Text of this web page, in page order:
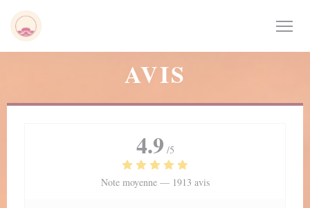
AVIS
4.9 /5
Note moyenne — 1913 avis